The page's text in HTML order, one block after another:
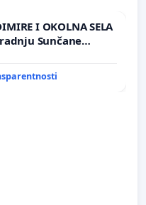
I OKOLNA SELA
Sunčane
na području